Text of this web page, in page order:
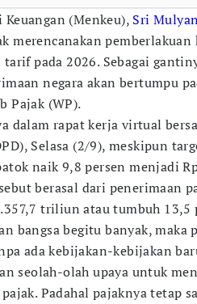
(Menkeu), Sri
merencanakan pemberlakuan
pada 2026. Sebagai
negara akan bertumpu
Pajak (WP).
dalam rapat kerja virtual
Selasa (2/9), meskipun
naik 9,8 persen menjadi
berasal dari penerimaan
triliun atau tumbuh 13,5
bangsa begitu banyak, maka
ada kebijakan-kebijakan
seolah-olah upaya untuk
Padahal pajaknya tetap